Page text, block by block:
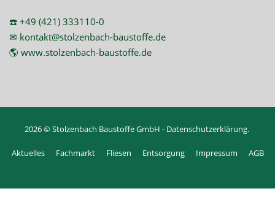
☎️ +49 (421) 333110-0
✉ kontakt@stolzenbach-baustoffe.de
🌎 www.stolzenbach-baustoffe.de
2026 © Stolzenbach Baustoffe GmbH - Datenschutzerklärung.
Aktuelles Fachmarkt Fliesen Entsorgung Impressum AGB